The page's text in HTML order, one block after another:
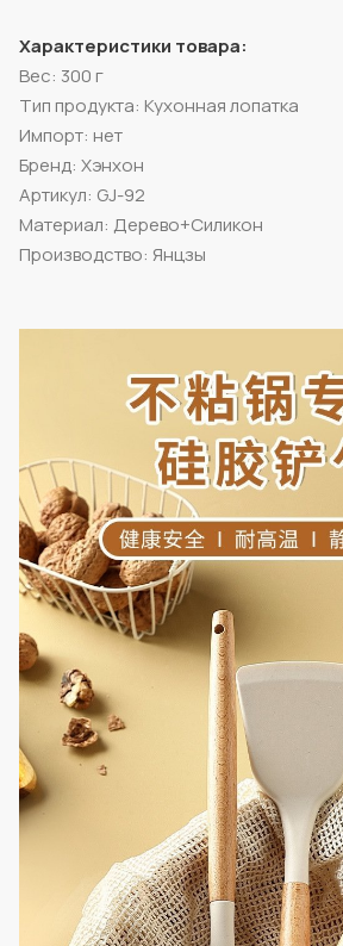
Характеристики товара:
Вес: 300 г
Тип продукта: Кухонная лопатка
Импорт: нет
Бренд: Хэнхон
Артикул: GJ-92
Материал: Дерево+Силикон
Производство: Янцзы